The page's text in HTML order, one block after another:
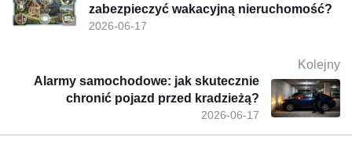
2026-06-17
zabezpieczyć wakacyjną nieruchomość?
Kolejny
2026-06-17
Alarmy samochodowe: jak skutecznie
chronić pojazd przed kradzieżą?